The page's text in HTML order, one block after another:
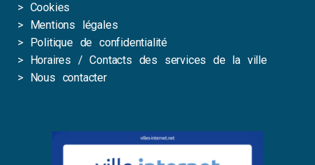
> Cookies
> Mentions légales
> Politique de confidentialité
> Horaires / Contacts des services de la ville
> Nous contacter